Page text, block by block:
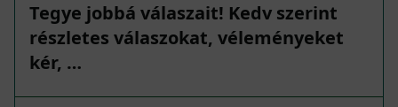
Tegye jobbá válaszait! Kedv szerint
részletes válaszokat, véleményeket
kér, …